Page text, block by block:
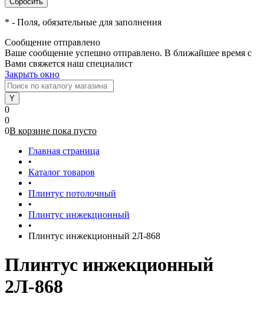
* - Поля, обязательные для заполнения
Сообщение отправлено
Ваше сообщение успешно отправлено. В ближайшее время с
Вами свяжется наш специалист
Закрыть окно
0
0
0В корзине пока пусто
Главная страница
•
Каталог товаров
•
Плинтус потолочный
•
Плинтус инжекционный
•
Плинтус инжекционный 2Л-868
Плинтус инжекционный
2Л-868